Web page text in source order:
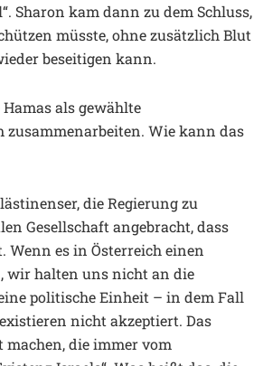
Sharon kam dann zu dem Schluss,
müsste, ohne zusätzlich Blut
beseitigen kann.
als gewählte
Wie kann das
die Regierung zu
Gesellschaft angebracht, dass
es in Österreich einen
wir halten uns nicht an die
politische Einheit – in dem Fall
nicht akzeptiert. Das
die immer vom